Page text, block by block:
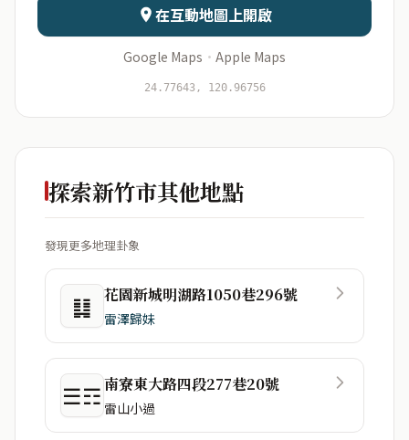
資料僅用於即時分析，不會儲存於伺服器
在互動地圖上開啟
Google Maps · Apple Maps
24.77643, 120.96756
探索新竹市其他地點
發現更多地理卦象
䷆ 花園新城明湖路1050巷296號
雷澤歸妹
☰☶南寮東大路四段277巷20號
雷山小過